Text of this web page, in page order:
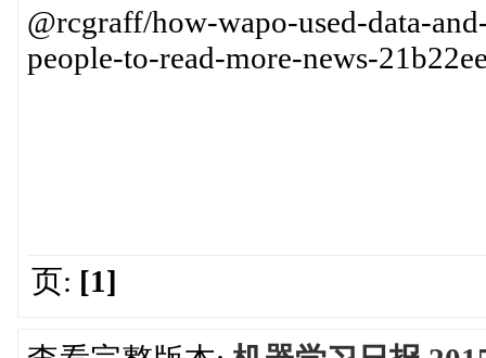
@rcgraff/how-wapo-used-data-
people-to-read-more-news-
页: [1]